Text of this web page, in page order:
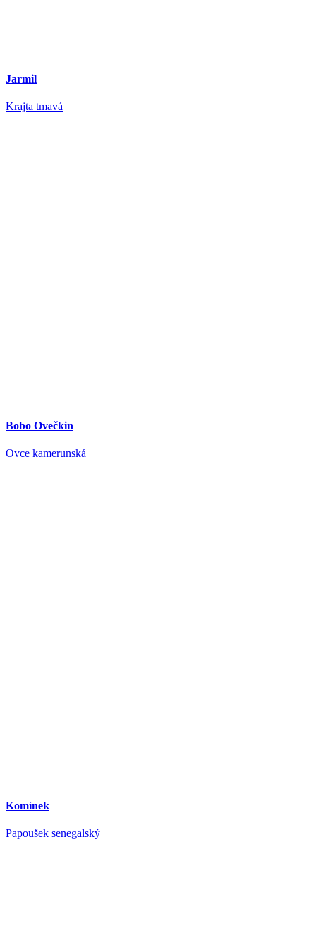
Jarmil
Krajta tmavá
Bobo Ovečkin
Ovce kamerunská
Komínek
Papoušek senegalský